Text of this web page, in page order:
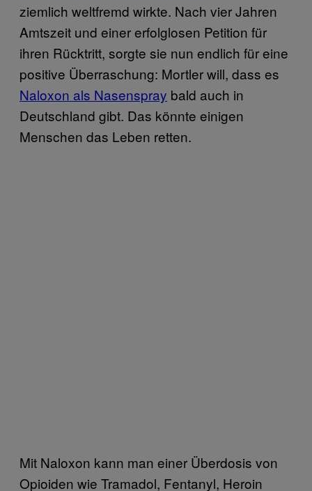
ziemlich weltfremd wirkte. Nach vier Jahren
Amtszeit und einer erfolglosen Petition für
ihren Rücktritt, sorgte sie nun endlich für eine
positive Überraschung: Mortler will, dass es
Naloxon als Nasenspray bald auch in
Deutschland gibt. Das könnte einigen
Menschen das Leben retten.
Mit Naloxon kann man einer Überdosis von
Opioiden wie Tramadol, Fentanyl, Heroin